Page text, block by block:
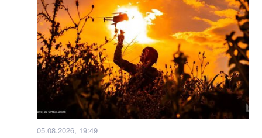
05.08.2026, 19:49